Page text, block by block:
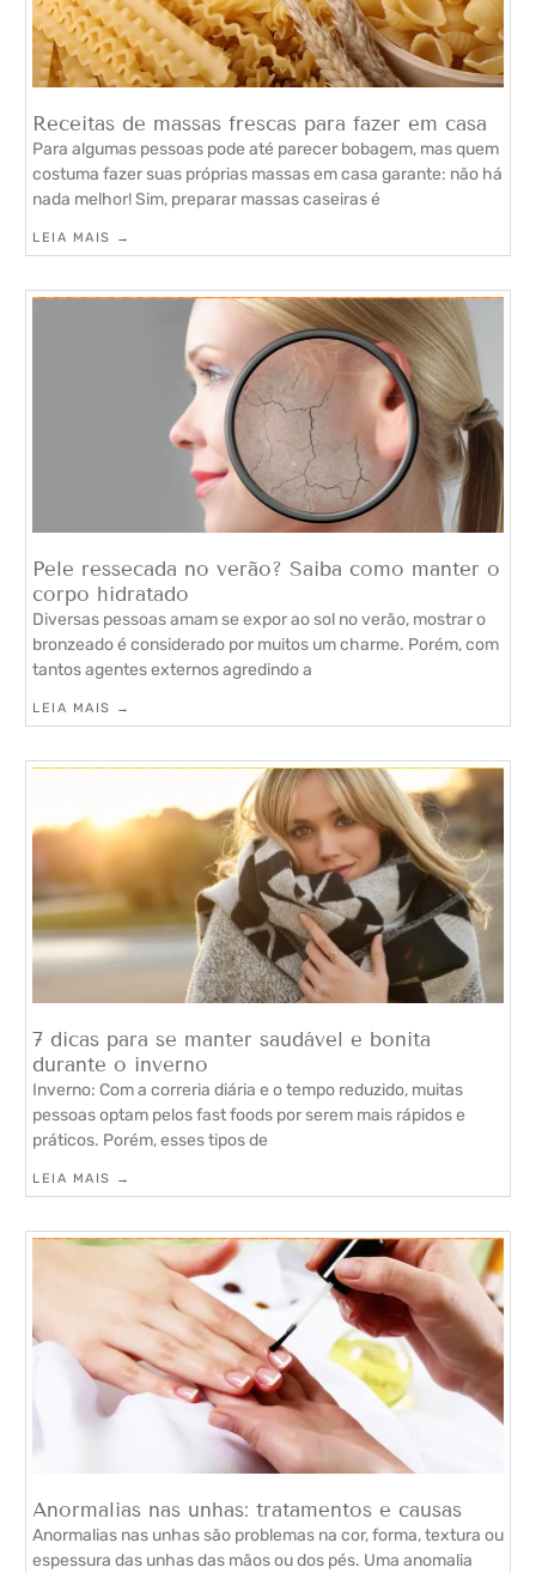
Receitas de massas frescas para fazer em casa
Para algumas pessoas pode até parecer bobagem, mas quem
costuma fazer suas próprias massas em casa garante: não há
nada melhor! Sim, preparar massas caseiras é
LEIA MAIS →
Pele ressecada no verão? Saiba como manter o
corpo hidratado
Diversas pessoas amam se expor ao sol no verão, mostrar o
bronzeado é considerado por muitos um charme. Porém, com
tantos agentes externos agredindo a
LEIA MAIS →
7 dicas para se manter saudável e bonita
durante o inverno
Inverno: Com a correria diária e o tempo reduzido, muitas
pessoas optam pelos fast foods por serem mais rápidos e
práticos. Porém, esses tipos de
LEIA MAIS →
Anormalias nas unhas: tratamentos e causas
Anormalias nas unhas são problemas na cor, forma, textura ou
espessura das unhas das mãos ou dos pés. Uma anomalia